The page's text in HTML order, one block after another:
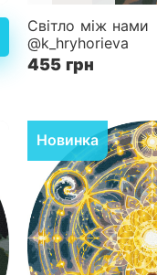
Розмір
Складність
Світло між нами
@k_hryhorieva
455 грн
Новинка